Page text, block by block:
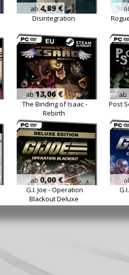
ab 4,89 €
Disintegration
ab13,06 €
The Binding of Isaac -
Rebirth
ab
Post
ab0,00 €
G.I. Joe - Operation
Blackout Deluxe